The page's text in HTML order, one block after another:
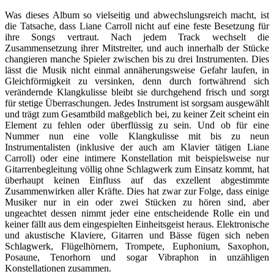
Was dieses Album so vielseitig und abwechslungsreich macht, ist
die Tatsache, dass Liane Carroll nicht auf eine feste Besetzung für
ihre Songs vertraut. Nach jedem Track wechselt die
Zusammensetzung ihrer Mitstreiter, und auch innerhalb der Stücke
changieren manche Spieler zwischen bis zu drei Instrumenten. Dies
lässt die Musik nicht einmal annäherungsweise Gefahr laufen, in
Gleichförmigkeit zu versinken, denn durch fortwährend sich
verändernde Klangkulisse bleibt sie durchgehend frisch und sorgt
für stetige Überraschungen. Jedes Instrument ist sorgsam ausgewählt
und trägt zum Gesamtbild maßgeblich bei, zu keiner Zeit scheint ein
Element zu fehlen oder überflüssig zu sein. Und ob für eine
Nummer nun eine volle Klangkulisse mit bis zu neun
Instrumentalisten (inklusive der auch am Klavier tätigen Liane
Carroll) oder eine intimere Konstellation mit beispielsweise nur
Gitarrenbegleitung völlig ohne Schlagwerk zum Einsatz kommt, hat
überhaupt keinen Einfluss auf das exzellent abgestimmte
Zusammenwirken aller Kräfte. Dies hat zwar zur Folge, dass einige
Musiker nur in ein oder zwei Stücken zu hören sind, aber
ungeachtet dessen nimmt jeder eine entscheidende Rolle ein und
keiner fällt aus dem eingespielten Einheitsgeist heraus. Elektronische
und akustische Klaviere, Gitarren und Bässe fügen sich neben
Schlagwerk, Flügelhörnern, Trompete, Euphonium, Saxophon,
Posaune, Tenorhorn und sogar Vibraphon in unzähligen
Konstellationen zusammen.